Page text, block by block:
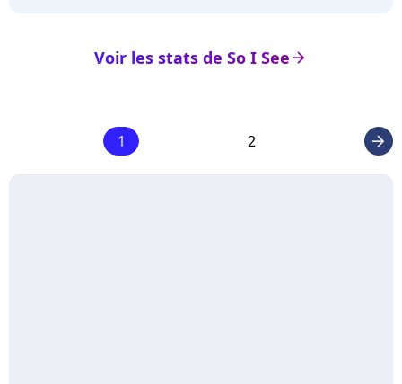
arrow_right
Voir les stats de So I See
1 2 arrow_right